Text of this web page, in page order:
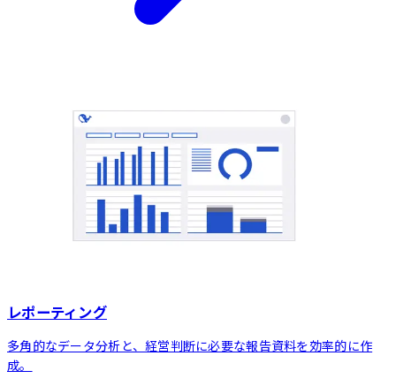
レポーティング
多角的なデータ分析と、経営判断に必要な報告資料を効率的に作
成。